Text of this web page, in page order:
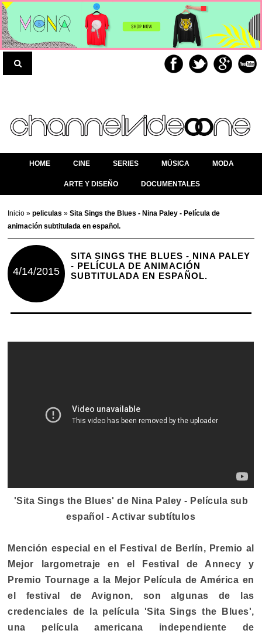
HOME CINE SERIES MÚSICA MODA
ARTE Y DISEÑO DOCUMENTALES
Inicio»peliculas»Sita Sings the Blues - Nina Paley - Película de
animación subtitulada en español.
4/14/2015
SITA SINGS THE BLUES - NINA PALEY
- PELÍCULA DE ANIMACIÓN
SUBTITULADA EN ESPAÑOL.
'Sita Sings the Blues' de Nina Paley - Película sub
español - Activar subtítulos
Mención especial en el Festival de Berlín, Premio al
Mejor largometraje en el Festival de Annecy y
Premio Tournage a la Mejor Película de América en
el festival de Avignon, son algunas de las
credenciales de la película 'Sita Sings the Blues',
una película americana independiente de